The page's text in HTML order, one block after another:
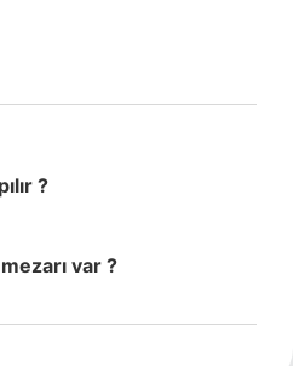
?
var ?